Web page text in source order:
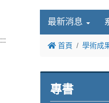
最新消息
:::
首頁 學術成
專書